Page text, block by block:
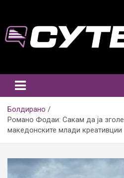
content
Болдирано
Романо Фодаи: Сакам да ја
македонските млади креативции